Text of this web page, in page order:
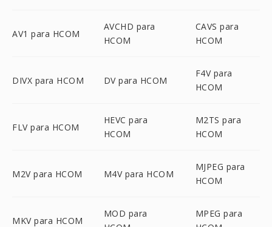
AV1 para HCOM
AVCHD para
HCOM
CAVS para
HCOM
DIVX para HCOM DV para HCOM
F4V para
HCOM
FLV para HCOM
HEVC para
HCOM
M2TS para
HCOM
M2V para HCOM M4V para HCOM
MJPEG para
HCOM
MKV para HCOM
MOD para
MPEG para